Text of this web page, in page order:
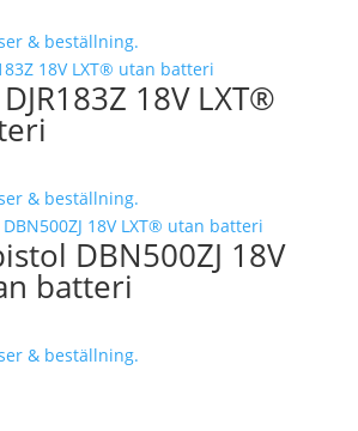
& beställning.
18V LXT®
& beställning.
DBN500ZJ 18V
batteri
& beställning.